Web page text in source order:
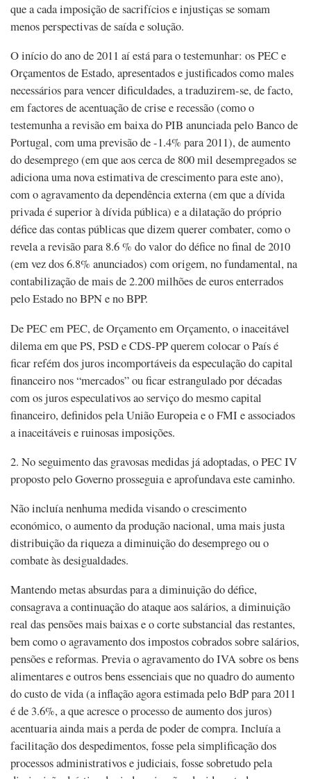
que a cada imposição de sacrifícios e injustiças se somam
menos perspectivas de saída e solução.
O início do ano de 2011 aí está para o testemunhar: os PEC e
Orçamentos de Estado, apresentados e justificados como males
necessários para vencer dificuldades, a traduzirem-se, de facto,
em factores de acentuação de crise e recessão (como o
testemunha a revisão em baixa do PIB anunciada pelo Banco de
Portugal, com uma previsão de -1.4% para 2011), de aumento
do desemprego (em que aos cerca de 800 mil desempregados se
adiciona uma nova estimativa de crescimento para este ano),
com o agravamento da dependência externa (em que a dívida
privada é superior à dívida pública) e a dilatação do próprio
défice das contas públicas que dizem querer combater, como o
revela a revisão para 8.6 % do valor do défice no final de 2010
(em vez dos 6.8% anunciados) com origem, no fundamental, na
contabilização de mais de 2.200 milhões de euros enterrados
pelo Estado no BPN e no BPP.
De PEC em PEC, de Orçamento em Orçamento, o inaceitável
dilema em que PS, PSD e CDS-PP querem colocar o País é
ficar refém dos juros incomportáveis da especulação do capital
financeiro nos “mercados” ou ficar estrangulado por décadas
com os juros especulativos ao serviço do mesmo capital
financeiro, definidos pela União Europeia e o FMI e associados
a inaceitáveis e ruinosas imposições.
2. No seguimento das gravosas medidas já adoptadas, o PEC IV
proposto pelo Governo prosseguia e aprofundava este caminho.
Não incluía nenhuma medida visando o crescimento
económico, o aumento da produção nacional, uma mais justa
distribuição da riqueza a diminuição do desemprego ou o
combate às desigualdades.
Mantendo metas absurdas para a diminuição do défice,
consagrava a continuação do ataque aos salários, a diminuição
real das pensões mais baixas e o corte substancial das restantes,
bem como o agravamento dos impostos cobrados sobre salários,
pensões e reformas. Previa o agravamento do IVA sobre os bens
alimentares e outros bens essenciais que no quadro do aumento
do custo de vida (a inflação agora estimada pelo BdP para 2011
é de 3.6%, a que acresce o processo de aumento dos juros)
acentuaria ainda mais a perda de poder de compra. Incluía a
facilitação dos despedimentos, fosse pela simplificação dos
processos administrativos e judiciais, fosse sobretudo pela